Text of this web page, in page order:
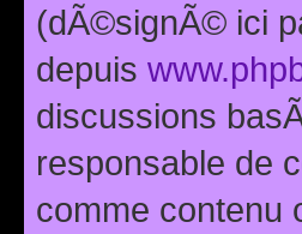
(dÃ©signÃ© ici
depuis
discussions
responsable de
comme contenu